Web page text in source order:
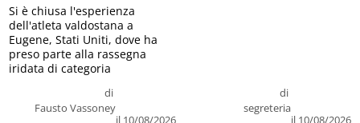
di
Fausto Vassoney
il 10/08/2026
Si è chiusa l'esperienza
dell'atleta valdostana a
Eugene, Stati Uniti, dove ha
preso parte alla rassegna
iridata di categoria
di
segreteria
il 10/08/2026